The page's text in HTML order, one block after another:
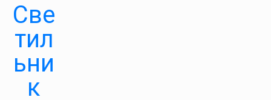
Све
тил
ьни
к